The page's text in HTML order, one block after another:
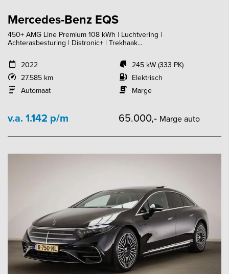
Mercedes-Benz EQS
450+ AMG Line Premium 108 kWh | Luchtvering |
Achterasbesturing | Distronic+ | Trekhaak...
2022
27.585 km
Automaat
245 kW (333 PK)
Elektrisch
Marge
v.a. 1.142 p/m 65.000,- Marge auto